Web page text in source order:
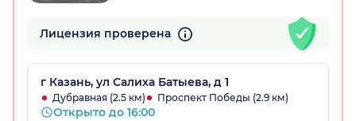
Лицензия проверена
г Казань, ул Салиха Батыева, д 1
Дубравная (2.5 км) Проспект Победы (2.9 км)
Открыто до 16:00